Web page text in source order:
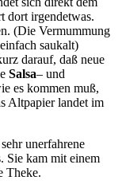
dort irgendetwas.
(Die Vermummung
saukalt)
darauf, daß neue
Salsa– und
es kommen muß,
Altpapier landet im
unerfahrene
Sie kam mit einem
Theke.